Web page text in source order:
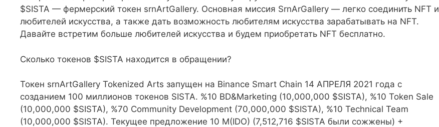
$SISTA — фермерский токен srnArtGallery. Основная миссия SrnArGallery — легко соединить NFT и
любителей искусства, а также дать возможность любителям искусства зарабатывать на NFT.
Давайте встретим больше любителей искусства и будем приобретать NFT бесплатно.
Сколько токенов $SISTA находится в обращении?
Токен srnArtGallery Tokenized Arts запущен на Binance Smart Chain 14 АПРЕЛЯ 2021 года с
созданием 100 миллионов токенов SISTA. %10 BD&Marketing (10,000,000 $SISTA), %10 Token Sale
(10,000,000 $SISTA), %70 Community Development (70,000,000 $SISTA), %10 Technical Team
(10,000,000 $SISTA). Текущее предложение 10 M(IDO) (7,512,716 $SISTA были сожжены) +